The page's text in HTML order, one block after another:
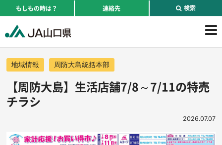
もしもの時は？ 連絡先 検索
地域情報 周防大島統括本部
【周防大島】生活店舗7/8～7/11の特売
チラシ
2026.07.07